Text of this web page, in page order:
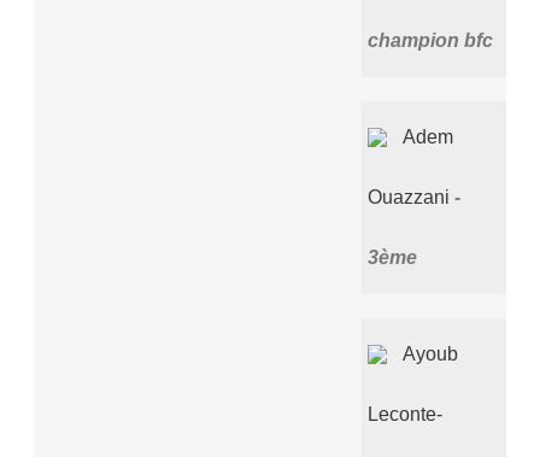
champion bfc
Adem
Ouazzani
3ème
Ayoub
Leconte-